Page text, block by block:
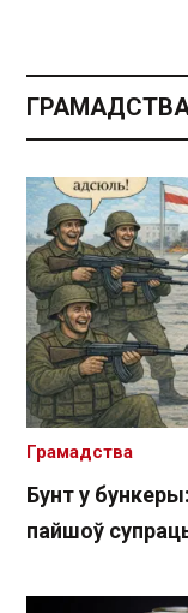
Бунт у
пайшоў
Грамадства